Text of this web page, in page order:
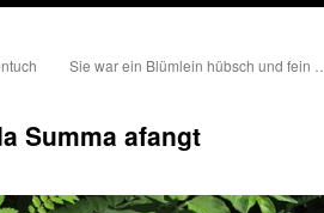
Sie war ein Blümlein hübsch und fein
Summa afangt